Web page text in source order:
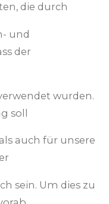
die durch
und
der
wurden.
soll
auch für unsere
sein. Um dies zu